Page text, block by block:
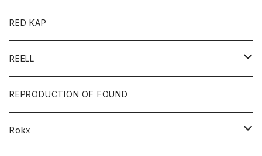
ロングスリーブＴシャツ
ジャケット
バッグ
キッズ
Tシャツ
帽子
グッズ
靴
バック
トップス
カットソー
ボトムス
カードホルダー
キーホルダー
財布
バック
RED KAP
REELL
パンツ
ショートパンツ
REPRODUCTION OF FOUND
Rokx